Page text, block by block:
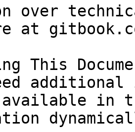
over
at
This
in